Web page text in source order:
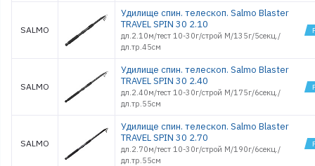
SALMO
Удилище спин. телескоп. Salmo Blaster
TRAVEL SPIN 30 2.10
дл.2.10м/тест 10-30г/строй M/135г/5секц./
дл.тр.45см
SALMO
Удилище спин. телескоп. Salmo Blaster
TRAVEL SPIN 30 2.40
дл.2.40м/тест 10-30г/строй M/175г/6секц./
дл.тр.55см
SALMO
Удилище спин. телескоп. Salmo Blaster
TRAVEL SPIN 30 2.70
дл.2.70м/тест 10-30г/строй M/190г/6секц./
дл.тр.55см